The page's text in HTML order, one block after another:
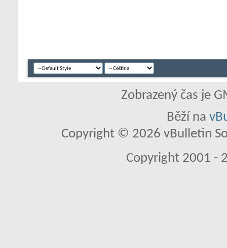
Zobrazený čas je
Běží na
Copyright © 2026 vBulletin
Copyright 2001 -